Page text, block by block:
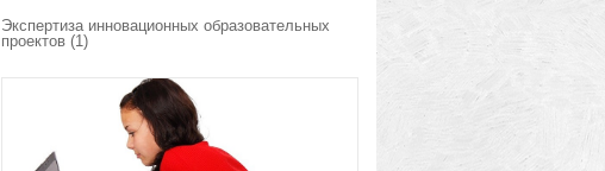
Экспертиза инновационных образовательных
проектов (1)